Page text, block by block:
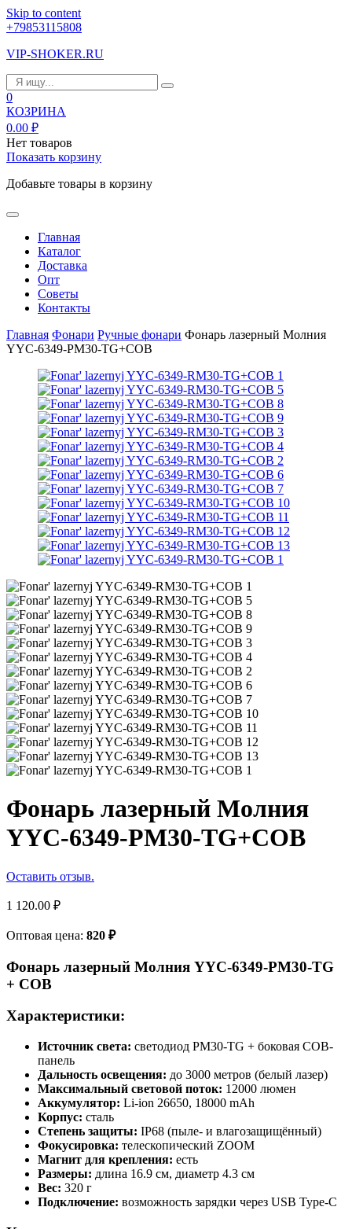
Skip to content
+79853115808
VIP-SHOKER.RU
0
КОЗРИНА
0.00 ₽
Нет товаров
Показать корзину
Добавьте товары в корзину
Главная
Каталог
Доставка
Опт
Советы
Контакты
Главная Фонари Ручные фонари Фонарь лазерный Молния
YYC-6349-РM30-TG+COB
Фонарь лазерный Молния
YYC-6349-РM30-TG+COB
Оставить отзыв.
1 120.00 ₽
Оптовая цена: 820 ₽
Фонарь лазерный Молния YYC-6349-PM30-TG
+ COB
Характеристики:
Источник света: светодиод PM30-TG + боковая COB-
панель
Дальность освещения: до 3000 метров (белый лазер)
Максимальный световой поток: 12000 люмен
Аккумулятор: Li-ion 26650, 18000 mAh
Корпус: сталь
Степень защиты: IP68 (пыле- и влагозащищённый)
Фокусировка: телескопический ZOOM
Магнит для крепления: есть
Размеры: длина 16.9 см, диаметр 4.3 см
Вес: 320 г
Подключение: возможность зарядки через USB Type-C